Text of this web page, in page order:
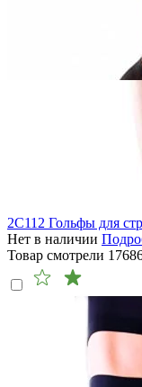
2C112 Гольфы для
Нет в наличии
Товар смотрели